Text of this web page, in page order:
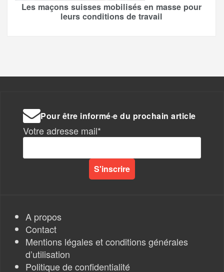
Les maçons suisses mobilisés en masse pour
leurs conditions de travail
Pour être informé·e du prochain article
Votre adresse mail*
A propos
Contact
Mentions légales et conditions générales
d’utilisation
Politique de confidentialité